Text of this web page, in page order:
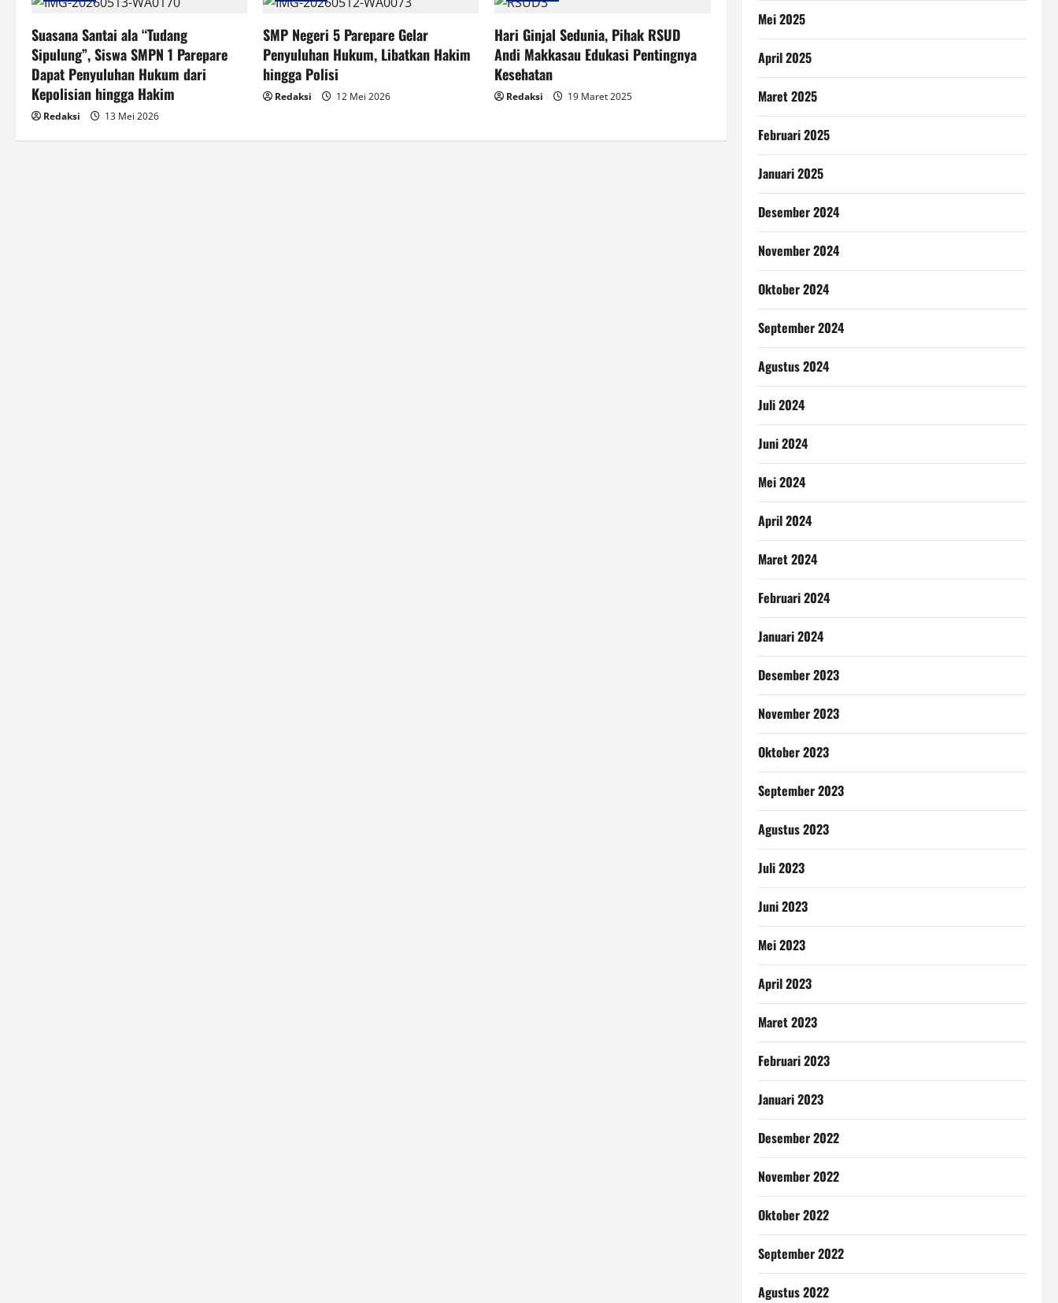
Suasana Santai ala “Tudang
Sipulung”, Siswa SMPN 1 Parepare
Dapat Penyuluhan Hukum dari
Kepolisian hingga Hakim
Redaksi 13 Mei 2026
SMP Negeri 5 Parepare Gelar
Penyuluhan Hukum, Libatkan Hakim
hingga Polisi
Redaksi 12 Mei 2026
Hari Ginjal Sedunia, Pihak RSUD
Andi Makkasau Edukasi Pentingnya
Kesehatan
Redaksi 19 Maret 2025
Mei 2025
April 2025
Maret 2025
Februari 2025
Januari 2025
Desember 2024
November 2024
Oktober 2024
September 2024
Agustus 2024
Juli 2024
Juni 2024
Mei 2024
April 2024
Maret 2024
Februari 2024
Januari 2024
Desember 2023
November 2023
Oktober 2023
September 2023
Agustus 2023
Juli 2023
Juni 2023
Mei 2023
April 2023
Maret 2023
Februari 2023
Januari 2023
Desember 2022
November 2022
Oktober 2022
September 2022
Agustus 2022